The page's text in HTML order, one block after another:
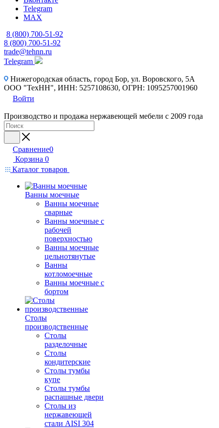
Telegram
MAX
8 (800) 700-51-92
8 (800) 700-51-92
trade@tehnn.ru
Telegram
Нижегородская область, город Бор, ул. Воровского, 5А
ООО "ТехНН", ИНН: 5257108630, ОГРН: 1095257001960
Войти
Производство и продажа нержавеющей мебели с 2009 года
Сравнение0
Корзина 0
Каталог товаров
Ванны моечные
Ванны моечные
сварные
Ванны моечные с
рабочей
поверхностью
Ванны моечные
цельнотянутые
Ванны
котломоечные
Ванны моечные с
бортом
Столы
производственные
Столы
разделочные
Столы
кондитерские
Столы тумбы
купе
Столы тумбы
распашные двери
Столы из
нержавеющей
стали AISI 304